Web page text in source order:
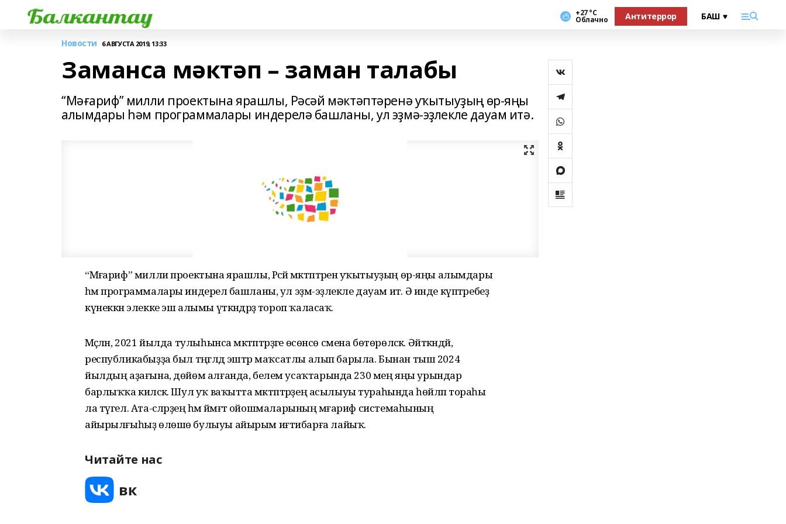
+27 °С
Облачно Антитеррор
Новости 6 АВГУСТА 2019, 13:33
Заманса мәктәп – заман талабы
“Мәғариф” милли проектына ярашлы, Рәсәй мәктәптәренә уҡытыуҙың өр-яңы
алымдары һәм программалары индерелә башланы, ул эҙмә-эҙлекле дауам итә.
“Мәғариф” милли проектына ярашлы, Рәсәй мәктәптәренә уҡытыуҙың өр-яңы алымдары
һәм программалары индерелә башланы, ул эҙмә-эҙлекле дауам итә. Ә инде күптәребеҙ
күнеккән элекке эш алымы үткәндәрҙә тороп ҡаласаҡ.
Мәҫәлән, 2021 йылда тулыһынса мәктәптәрҙәге өсөнсө смена бөтөрөләсәк. Әйткәндәй,
республикабыҙҙа был тәңгәлдә эштәр маҡсатлы алып барыла. Бынан тыш 2024
йылдың аҙағына, дөйөм алғанда, белем усаҡтарында 230 мең яңы урындар
барлыҡҡа киләсәк. Шул уҡ ваҡытта мәктәптәрҙең асылыуы тураһында һөйләп тораһы
ла түгел. Ата-әсәләрҙең һәм йәмәғәт ойошмаларының мәғариф системаһының
айырылғыһыҙ өлөшө булыуы айырым иғтибарға лайыҡ.
Читайте нас